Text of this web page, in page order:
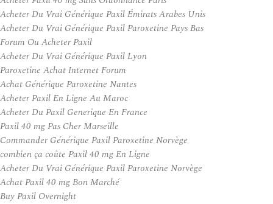
Acheter Du Vrai Générique Paxil Émirats Arabes Unis
Acheter Du Vrai Générique Paxil Paroxetine Pays Bas
Forum Ou Acheter Paxil
Acheter Du Vrai Générique Paxil Lyon
Paroxetine Achat Internet Forum
Achat Générique Paroxetine Nantes
Acheter Paxil En Ligne Au Maroc
Acheter Du Paxil Generique En France
Paxil 40 mg Pas Cher Marseille
Commander Générique Paxil Paroxetine Norvège
combien ça coûte Paxil 40 mg En Ligne
Acheter Du Vrai Générique Paxil Paroxetine Norvège
Achat Paxil 40 mg Bon Marché
Buy Paxil Overnight